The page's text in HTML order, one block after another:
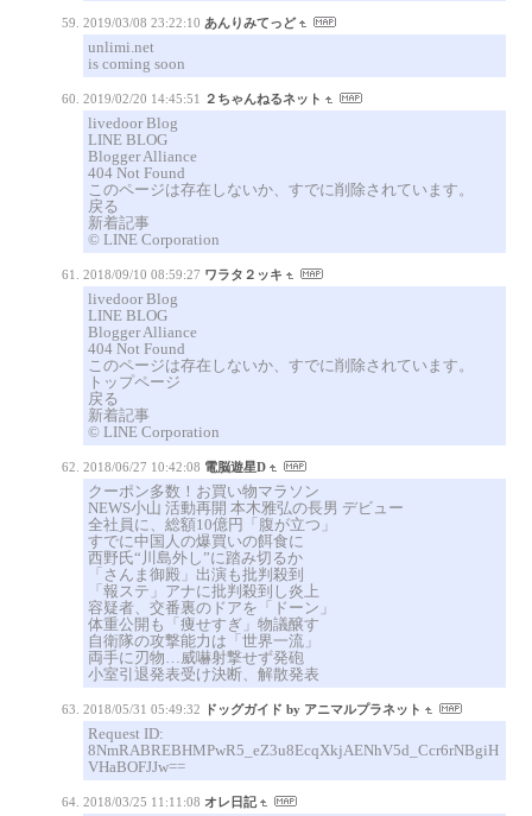
2019/03/08 23:22:10 あんりみてっど
unlimi.net
is coming soon
2019/02/20 14:45:51 ２ちゃんねるネット
livedoor Blog
LINE BLOG
Blogger Alliance
404 Not Found
このページは存在しないか、すでに削除されています。
戻る
新着記事
© LINE Corporation
2018/09/10 08:59:27 ワラタ２ッキ
livedoor Blog
LINE BLOG
Blogger Alliance
404 Not Found
このページは存在しないか、すでに削除されています。
トップページ
戻る
新着記事
© LINE Corporation
2018/06/27 10:42:08 電脳遊星D
クーポン多数！お買い物マラソン
NEWS小山 活動再開 本木雅弘の長男 デビュー
全社員に、総額10億円「腹が立つ」
すでに中国人の爆買いの餌食に
西野氏“川島外し”に踏み切るか
「さんま御殿」出演も批判殺到
「報ステ」アナに批判殺到し炎上
容疑者、交番裏のドアを「ドーン」
体重公開も「痩せすぎ」物議醸す
自衛隊の攻撃能力は「世界一流」
両手に刃物…威嚇射撃せず発砲
小室引退発表受け決断、解散発表
2018/05/31 05:49:32 ドッグガイド by アニマルプラネット
Request ID:
8NmRABREBHMPwR5_eZ3u8EcqXkjAENhV5d_Ccr6rNBgiH
VHaBOFJJw==
2018/03/25 11:11:08 オレ日記